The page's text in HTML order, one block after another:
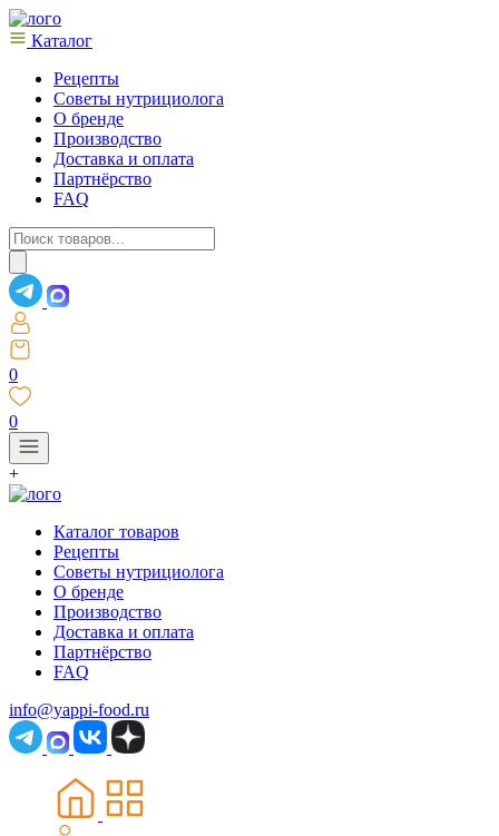
Каталог
Рецепты
Советы нутрициолога
О бренде
Производство
Доставка и оплата
Партнёрство
FAQ
Поиск
товаров
0
0
+
Каталог товаров
Рецепты
Советы нутрициолога
О бренде
Производство
Доставка и оплата
Партнёрство
FAQ
info@yappi-food.ru